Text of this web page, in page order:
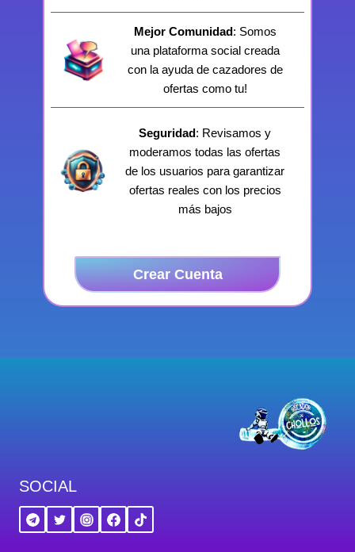
Mejor Comunidad: Somos
una plataforma social creada
con la ayuda de cazadores de
ofertas como tu!
Seguridad: Revisamos y
moderamos todas las ofertas
de los usuarios para garantizar
ofertas reales con los precios
más bajos
Crear Cuenta
SOCIAL